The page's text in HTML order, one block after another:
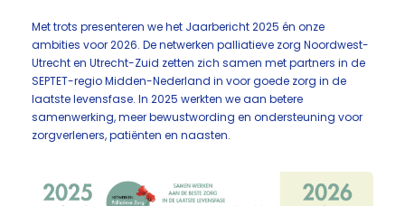
Met trots presenteren we het Jaarbericht 2025 én onze
ambities voor 2026. De netwerken palliatieve zorg Noordwest-
Utrecht en Utrecht-Zuid zetten zich samen met partners in de
SEPTET-regio Midden-Nederland in voor goede zorg in de
laatste levensfase. In 2025 werkten we aan betere
samenwerking, meer bewustwording en ondersteuning voor
zorgverleners, patiënten en naasten.